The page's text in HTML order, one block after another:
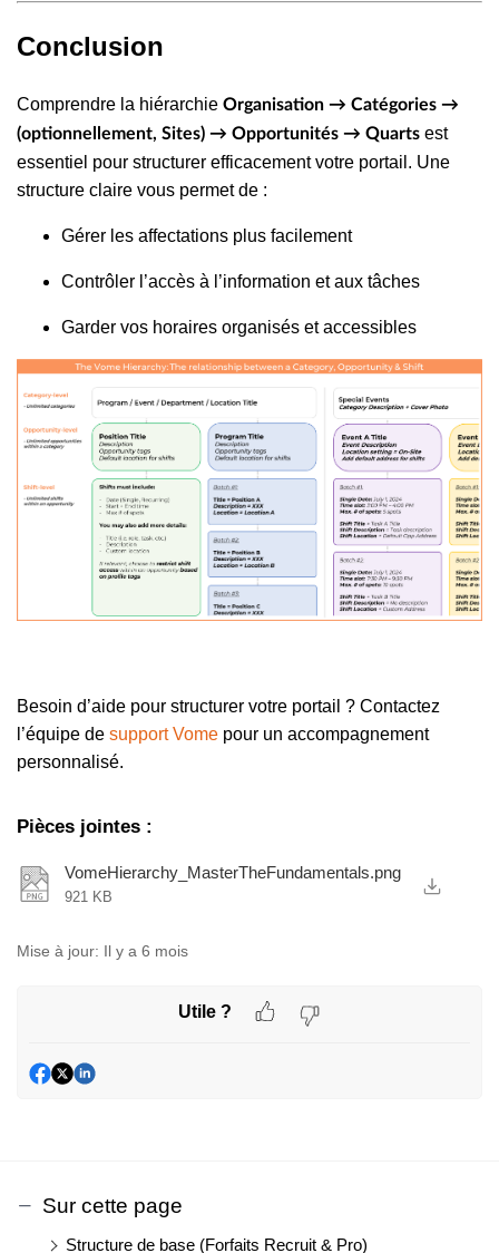
Conclusion
Comprendre la hiérarchie Organisation → Catégories →
(optionnellement, Sites) → Opportunités → Quarts est
essentiel pour structurer efficacement votre portail. Une
structure claire vous permet de :
Gérer les affectations plus facilement
Contrôler l’accès à l’information et aux tâches
Garder vos horaires organisés et accessibles
Besoin d’aide pour structurer votre portail ? Contactez
l’équipe de support Vome pour un accompagnement
personnalisé.
Pièces jointes :
VomeHierarchy_MasterTheFundamentals.png
921 KB
Mise à jour: Il y a 6 mois
Utile ?
Sur cette page
Structure de base (Forfaits Recruit & Pro)